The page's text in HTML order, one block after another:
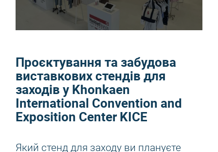
Проєктування та забудова
виставкових стендів для
заходів у Khonkaen
International Convention and
Exposition Center KICE
Який стенд для заходу ви плануєте